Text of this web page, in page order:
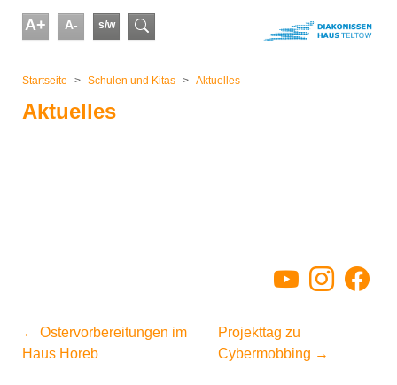
A+ A- s/w Suchformular
Startseite
Schulen und Kitas Aktuelles
Aktuelles
YouTubeInstagram
← Ostervorbereitungen im
Haus Horeb
Projekttag zu
Cybermobbing →